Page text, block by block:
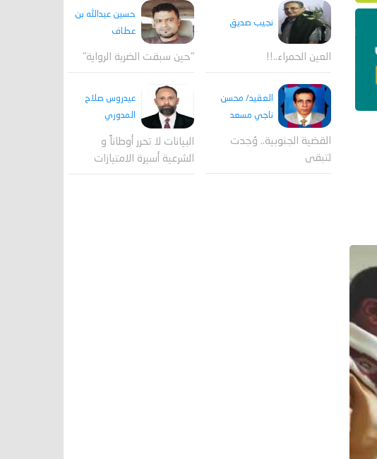
نجيب صديق
العين الحمراء..!!
حسين عبدالله بن
عطاف
"حين سبقت الضربة الرواية"
العقيد/ محسن
ناجي مسعد
القضية الجنوبية.. وُجدت
لتبقى
عيدروس صلاح
المدوري
البيانات لا تحرر أوطاناً و
الشرعية أسيرة الامتيازات